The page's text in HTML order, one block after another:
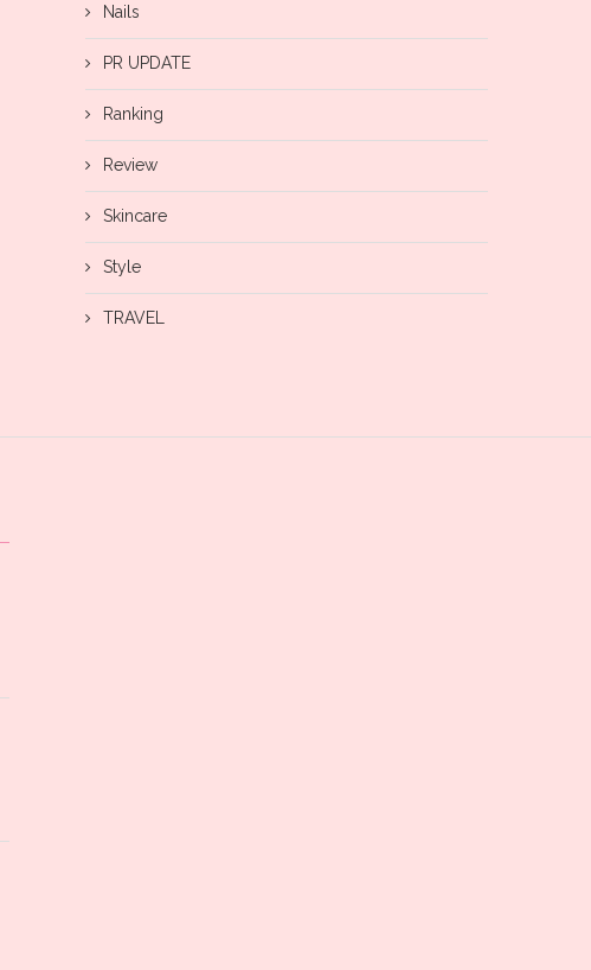
Nails
PR UPDATE
Ranking
Review
Skincare
Style
TRAVEL